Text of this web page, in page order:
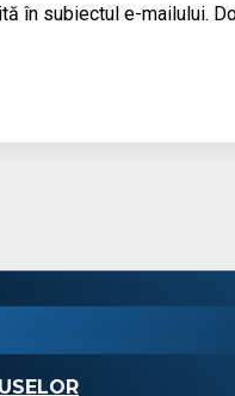
în subiectul e-mailului.